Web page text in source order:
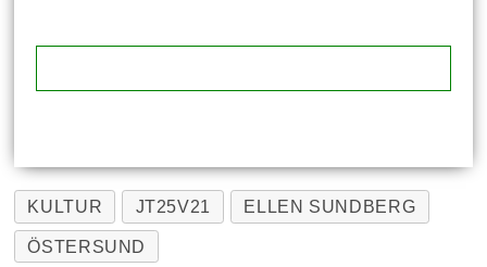
KULTUR JT25V21 ELLEN SUNDBERG
ÖSTERSUND